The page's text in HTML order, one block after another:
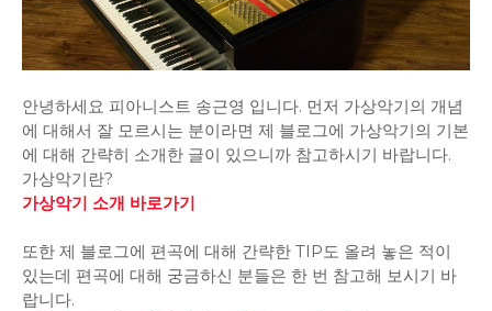
안녕하세요 피아니스트 송근영 입니다. 먼저 가상악기의 개념
에 대해서 잘 모르시는 분이라면 제 블로그에 가상악기의 기본
에 대해 간략히 소개한 글이 있으니까 참고하시기 바랍니다.
가상악기란?
가상악기 소개 바로가기
또한 제 블로그에 편곡에 대해 간략한 TIP도 올려 놓은 적이
있는데 편곡에 대해 궁금하신 분들은 한 번 참고해 보시기 바
랍니다.